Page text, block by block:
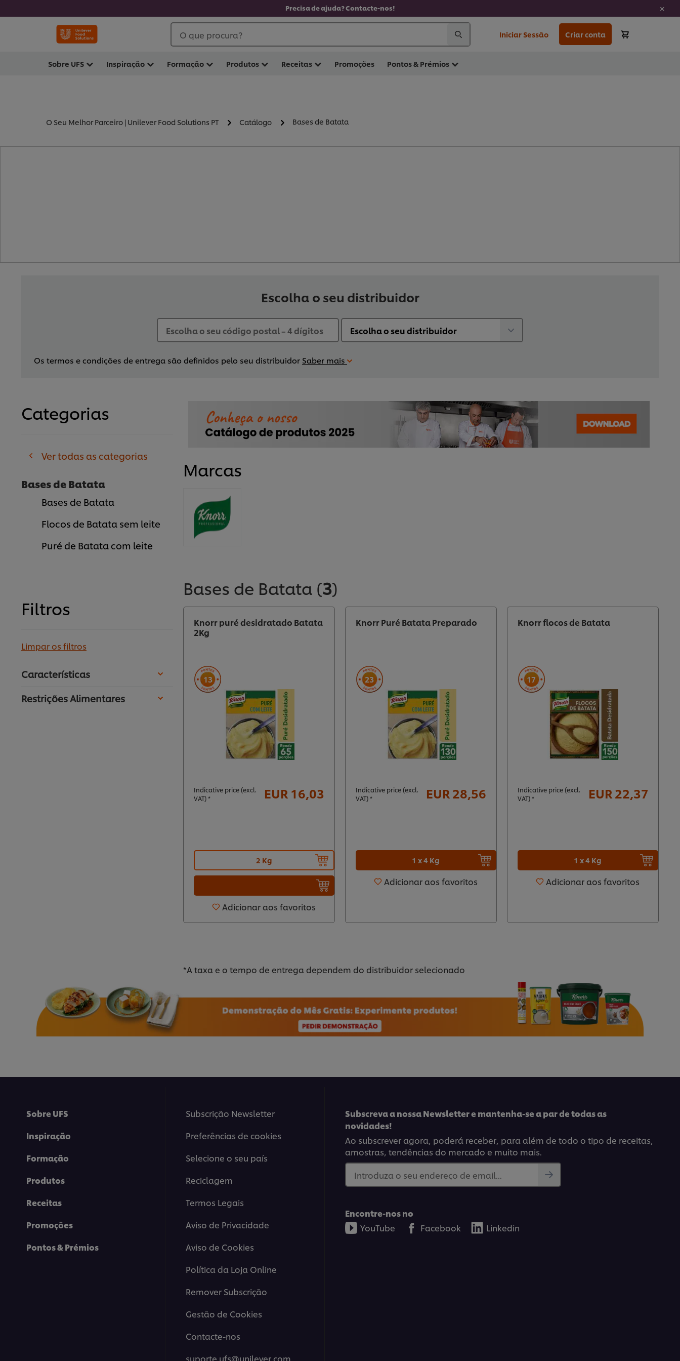
Precisa de ajuda? Contacte-nos!
O que procura? Iniciar Sessão Criar conta
Sobre UFS Inspiração Formação Produtos Receitas Promoções Pontos & Prémios
O Seu Melhor Parceiro | Unilever Food Solutions PT Catálogo Bases de Batata
Escolha o seu distribuidor
Os termos e condições de entrega são definidos pelo seu distribuidor Saber mais
Categorias
Ver todas as categorias
Bases de Batata
Bases de Batata
Flocos de Batata sem leite
Puré de Batata com leite
Filtros
Limpar os filtros
Características
Restrições Alimentares
Marcas
Bases de Batata (3)
Knorr puré desidratado Batata
2Kg
13
Indicative price (excl.
VAT) *
EUR 16,03
2 Kg
Adicionar aos favoritos
Knorr Puré Batata Preparado
23
Indicative price (excl.
VAT) *
EUR 28,56
1 x 4 Kg
Adicionar aos favoritos
Knorr flocos de Batata
17
Indicative price (excl.
VAT) *
EUR 22,37
1 x 4 Kg
Adicionar aos favoritos
*A taxa e o tempo de entrega dependem do distribuidor selecionado
Sobre UFS
Inspiração
Formação
Produtos
Receitas
Promoções
Pontos & Prémios
Subscrição Newsletter
Preferências de cookies
Selecione o seu país
Reciclagem
Termos Legais
Aviso de Privacidade
Aviso de Cookies
Política da Loja Online
Remover Subscrição
Gestão de Cookies
Contacte-nos
suporte.ufs@unilever.com
Subscreva a nossa Newsletter e mantenha-se a par de todas as
novidades!
Ao subscrever agora, poderá receber, para além de todo o tipo de receitas,
amostras, tendências do mercado e muito mais.
Introduza o seu endereço de email...
Encontre-nos no
YouTube
Facebook Linkedin